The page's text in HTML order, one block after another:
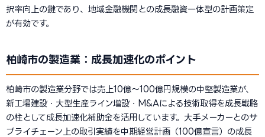
択率向上の鍵であり、地域金融機関との成長融資一体型の計画策定
が有効です。
柏崎市の製造業：成長加速化のポイント
柏崎市の製造業分野では売上10億〜100億円規模の中堅製造業が、
新工場建設・大型生産ライン増設・M&Aによる技術取得を成長戦略
の柱として成長加速化補助金を活用しています。大手メーカーとのサ
プライチェーン上の取引実績を中期経営計画（100億宣言）の成長